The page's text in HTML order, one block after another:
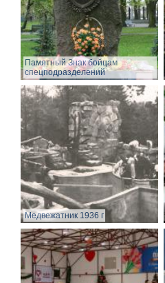
Памятный Знак бойцам
спецподразделений
Медвежатник 1936 г